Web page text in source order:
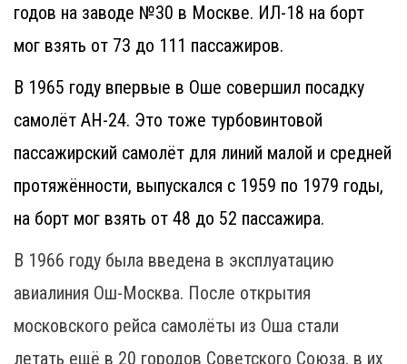
годов на заводе №30 в Москве. ИЛ-18 на борт
мог взять от 73 до 111 пассажиров.
В 1965 году впервые в Оше совершил посадку
самолёт АН-24. Это тоже турбовинтовой
пассажирский самолёт для линий малой и средней
протяжённости, выпускался с 1959 по 1979 годы,
на борт мог взять от 48 до 52 пассажира.
В 1966 году была введена в эксплуатацию
авиалиния Ош-Москва. После открытия
московского рейса самолёты из Оша стали
летать ещё в 20 городов Советского Союза, в их